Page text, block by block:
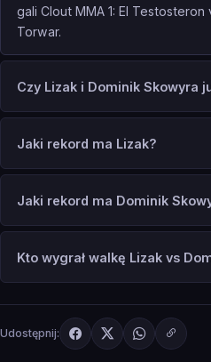
gali Clout MMA 1: El Testosteron
Torwar.
Czy Lizak i Dominik Skowyra
Jaki rekord ma Lizak?
Jaki rekord ma Dominik
Kto wygrał walkę Lizak vs
Udostępnij: